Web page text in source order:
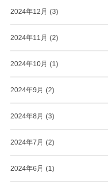
2024年12月 (3)
2024年11月 (2)
2024年10月 (1)
2024年9月 (2)
2024年8月 (3)
2024年7月 (2)
2024年6月 (1)